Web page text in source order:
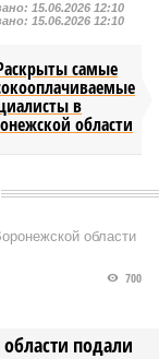
15.06.2026 12:10
15.06.2026 12:10
самые
в
области
области
подали
700